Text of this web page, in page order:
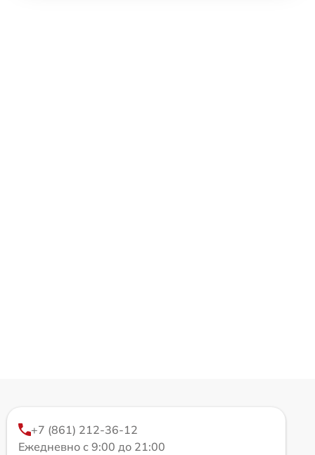
+7 (861) 212-36-12
Ежедневно с 9:00 до 21:00